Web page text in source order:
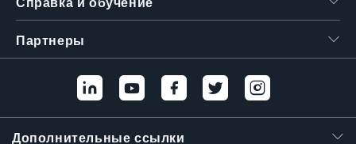
Справка и обучение
Партнеры
Дополнительные ссылки